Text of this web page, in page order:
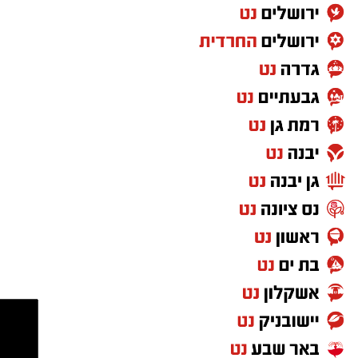
פתח במנוסה פראית ומסוכנת.
במהלך הבריחה ניגח החשוד ניידת משטרה
בעוצמה, פצע שוטרת שפונתה לקבלת טיפול
רפואי בבית החולים וגרם נזק כבד לכלי הרכב.
המרדף הדרמטי נמשך גם לאחר שהרכב הנמלט
נעצר; החשוד נמלט מהמקום רגלית, ובמהלך
הפעילות בוצע לעברו ירי שהביא לפציעתו. למרות
הפציעה, הוא המשיך בניסיונות ההימלטות.
בסריקות ממוקדות של כוחות המשטרה אותר
החשוד כשהוא מסתתר בתוך רכב אחר – שאותו
ניסה לגנוב באותם רגעים ממש במטרה להשלים
את הבריחה. מעצרו הוארך מעת לעת עד להגשת
כתב האישום היום, המלמד על ניסיון שיטתי מצדו
לגנוב שלושה כלי רכב שונים באותו היום.